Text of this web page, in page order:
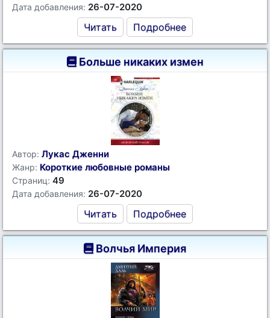
Дата добавления: 26-07-2020
Читать Подробнее
Больше никаких измен
Автор: Лукас Дженни
Жанр: Короткие любовные романы
Страниц: 49
Дата добавления: 26-07-2020
Читать Подробнее
Волчья Империя